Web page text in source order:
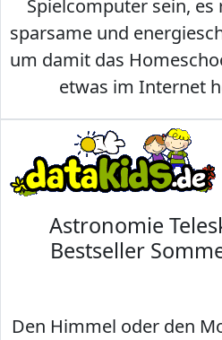
Spielcomputer sein,
sparsame und
um damit das
etwas im Internet
Astronomie
Bestseller
Den Himmel oder den